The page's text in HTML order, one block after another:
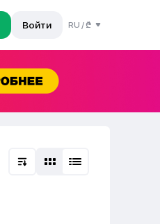
Войти RU /₾